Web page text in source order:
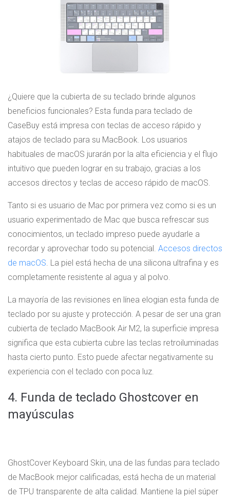
¿Quiere que la cubierta de su teclado brinde algunos
beneficios funcionales? Esta funda para teclado de
CaseBuy está impresa con teclas de acceso rápido y
atajos de teclado para su MacBook. Los usuarios
habituales de macOS jurarán por la alta eficiencia y el flujo
intuitivo que pueden lograr en su trabajo, gracias a los
accesos directos y teclas de acceso rápido de macOS.
Tanto si es usuario de Mac por primera vez como si es un
usuario experimentado de Mac que busca refrescar sus
conocimientos, un teclado impreso puede ayudarle a
recordar y aprovechar todo su potencial. Accesos directos
de macOS . La piel está hecha de una silicona ultrafina y es
completamente resistente al agua y al polvo.
La mayoría de las revisiones en línea elogian esta funda de
teclado por su ajuste y protección. A pesar de ser una gran
cubierta de teclado MacBook Air M2, la superficie impresa
significa que esta cubierta cubre las teclas retroiluminadas
hasta cierto punto. Esto puede afectar negativamente su
experiencia con el teclado con poca luz.
4. Funda de teclado Ghostcover en
mayúsculas
GhostCover Keyboard Skin, una de las fundas para teclado
de MacBook mejor calificadas, está hecha de un material
de TPU transparente de alta calidad. Mantiene la piel súper